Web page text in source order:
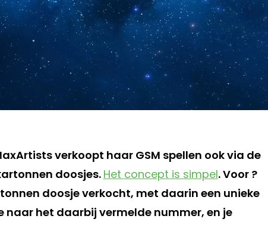
verkoopt haar GSM spellen ook via de
doosjes. Het concept is simpel. Voor ?
doosje verkocht, met daarin een unieke
naar het daarbij vermelde nummer, en je